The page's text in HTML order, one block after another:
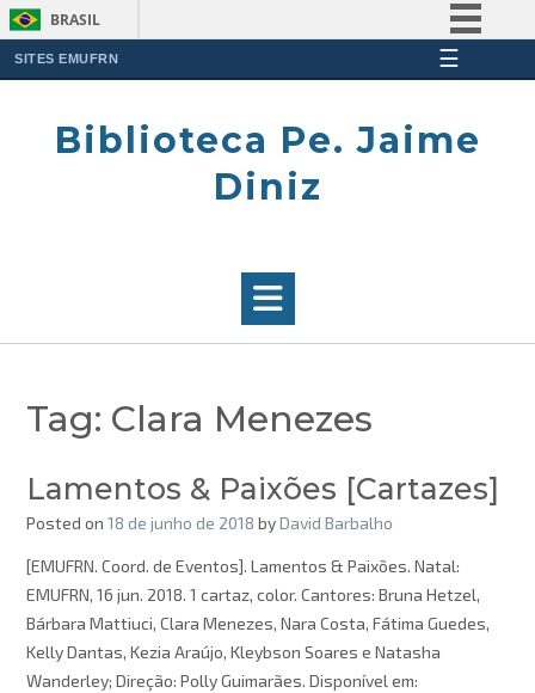
BRASIL
Participe
SITES EMUFRN ☰
Biblioteca Pe. Jaime
Diniz
Tag: Clara Menezes
Lamentos & Paixões [Cartazes]
Posted on 18 de junho de 2018 byDavid Barbalho
[EMUFRN. Coord. de Eventos]. Lamentos & Paixões. Natal:
EMUFRN, 16 jun. 2018. 1 cartaz, color. Cantores: Bruna Hetzel,
Bárbara Mattiuci, Clara Menezes, Nara Costa, Fátima Guedes,
Kelly Dantas, Kezia Araújo, Kleybson Soares e Natasha
Wanderley; Direção: Polly Guimarães. Disponível em: